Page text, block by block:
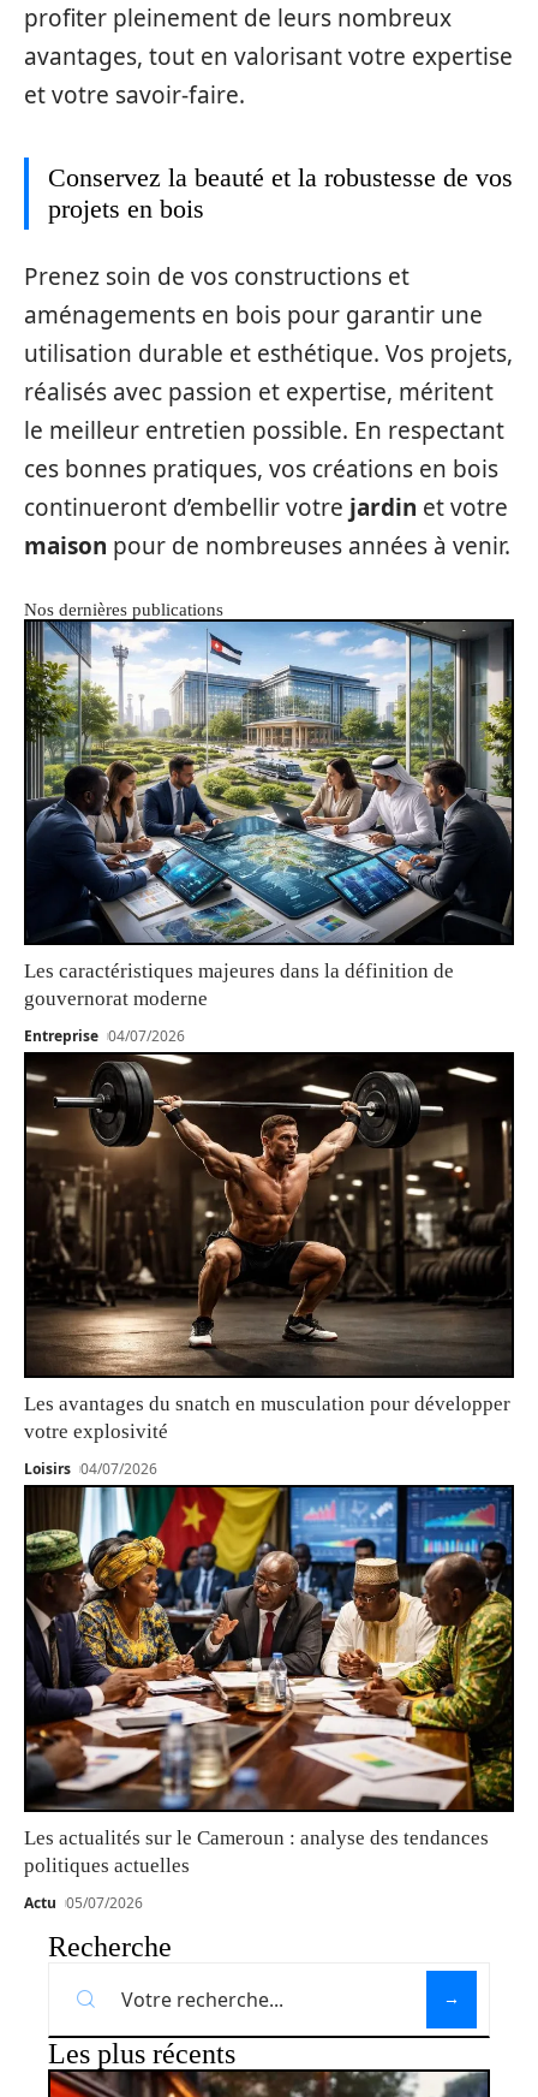
profiter pleinement de leurs nombreux
avantages, tout en valorisant votre expertise
et votre savoir-faire.
Conservez la beauté et la robustesse de vos
projets en bois
Prenez soin de vos constructions et
aménagements en bois pour garantir une
utilisation durable et esthétique. Vos projets,
réalisés avec passion et expertise, méritent
le meilleur entretien possible. En respectant
ces bonnes pratiques, vos créations en bois
continueront d’embellir votre jardin et votre
maison pour de nombreuses années à venir.
Nos dernières publications
Les caractéristiques majeures dans la définition de
gouvernorat moderne
Entreprise 04/07/2026
Les avantages du snatch en musculation pour développer
votre explosivité
Loisirs 04/07/2026
Les actualités sur le Cameroun : analyse des tendances
politiques actuelles
Actu 05/07/2026
Recherche
Les plus récents